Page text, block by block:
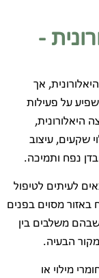
-
אך
על פעילות
היאלורונית,
שקעים, עיצוב
נפח ותמיכה.
לעיתים לטיפול
מסוים בפנים
משלבים בין
הבעיה.
מילוי או